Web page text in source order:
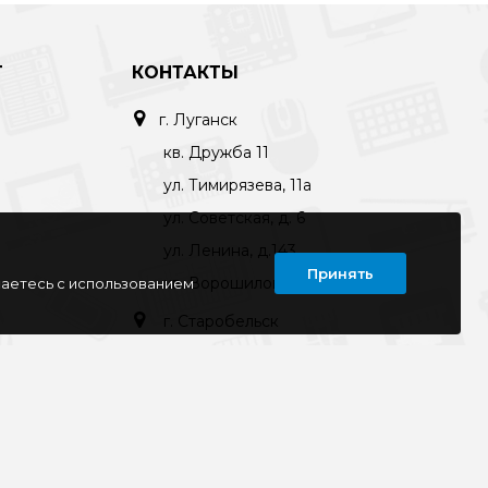
КОНТАКТЫ
г. Луганск
кв. Дружба 11
ул. Тимирязева, 11а
ул. Советская, д. 6
ул. Ленина, д.143
кв. Ворошилова, д.3
г. Старобельск
с использованием
Принять